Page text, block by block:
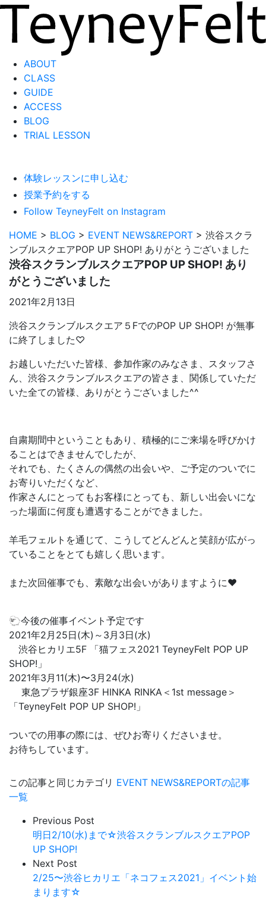
ABOUT
CLASS
GUIDE
ACCESS
BLOG
TRIAL LESSON
体験レッスンに申し込む
授業予約をする
Follow TeyneyFelt on Instagram
HOME > BLOG > EVENT NEWS&REPORT > 渋谷スクラ
ンブルスクエアPOP UP SHOP! ありがとうございました
渋谷スクランブルスクエアPOP UP SHOP! あり
がとうございました
2021年2月13日
渋谷スクランブルスクエア５FでのPOP UP SHOP! が無事
に終了しました♡
お越しいただいた皆様、参加作家のみなさま、スタッフさ
ん、渋谷スクランブルスクエアの皆さま、関係していただ
いた全ての皆様、ありがとうございました^^
自粛期間中ということもあり、積極的にご来場を呼びかけ
ることはできませんでしたが、
それでも、たくさんの偶然の出会いや、ご予定のついでに
お寄りいただくなど、
作家さんにとってもお客様にとっても、新しい出会いにな
った場面に何度も遭遇することができました。
羊毛フェルトを通じて、こうしてどんどんと笑顔が広がっ
ていることをとても嬉しく思います。
また次回催事でも、素敵な出会いがありますように❤️
🐑今後の催事イベント予定です
2021年2月25日(木)～3月3日(水)
渋谷ヒカリエ5F 「猫フェス2021 TeyneyFelt POP UP
SHOP!」
2021年3月11(木)〜3月24(水)
東急プラザ銀座3F HINKA RINKA＜1st message＞
「TeyneyFelt POP UP SHOP!」
ついでの用事の際には、ぜひお寄りくださいませ。
お待ちしています。
この記事と同じカテゴリ EVENT NEWS&REPORTの記事
一覧
Previous Post
明日2/10(水)まで☆渋谷スクランブルスクエアPOP
UP SHOP!
Next Post
2/25〜渋谷ヒカリエ「ネコフェス2021」イベント始
まります☆